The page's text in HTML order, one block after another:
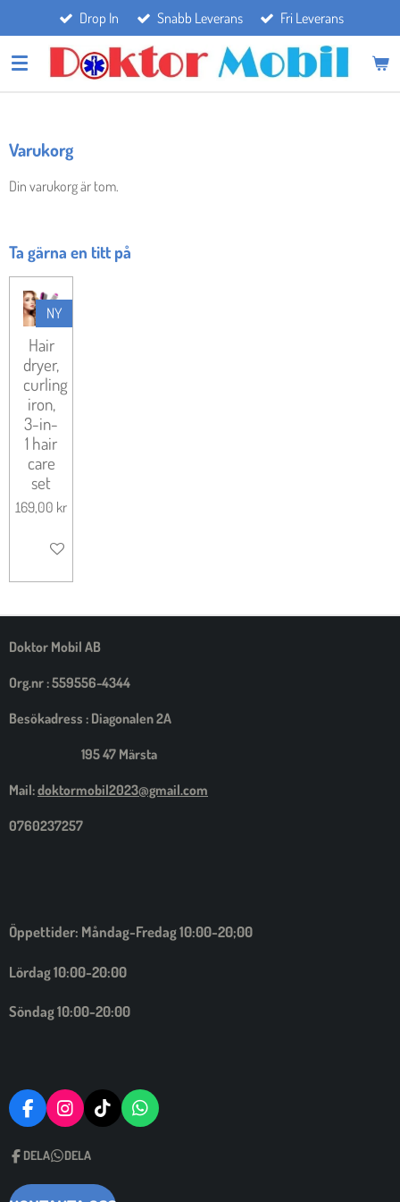
till
huvudinnehållet
Drop In Snabb Leverans Fri Leverans
Varukorg
Din varukorg är tom.
Ta gärna en titt på
NY
Hair
dryer,
curling
iron,
3-in-
1 hair
care
set
169,00 kr
LÄGG TILL I VARUKORG
Doktor Mobil AB
Org.nr : 559556-4344
Besökadress : Diagonalen 2A
195 47 Märsta
Mail:doktormobil2023@gmail.com
0760237257
Öppettider: Måndag-Fredag 10:00-20;00
Lördag 10:00-20:00
Söndag 10:00-20:00
F
A
C
E
B
I
N
S
T
A
T
I
T
W
H
DELA DELA